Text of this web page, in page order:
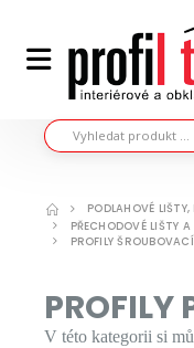
PODLAHOVÉ
PŘECHODOVÉ LIŠTY A
PROFILY
PROFILY
V této kategorii si